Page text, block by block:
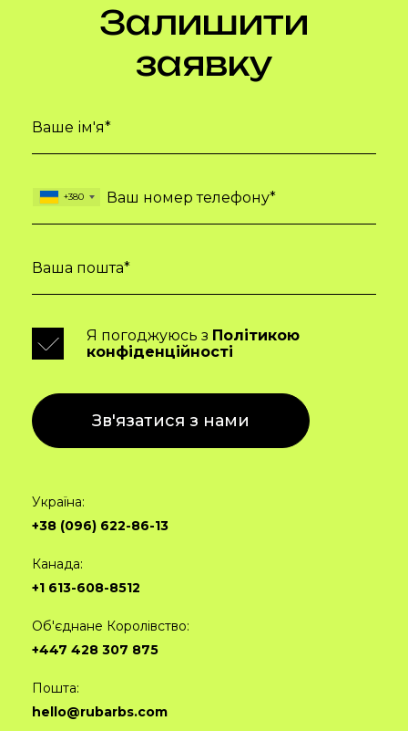
Залишити
заявку
+380
Я погоджуюсь з Політикою
конфіденційності
Україна:
+38 (096) 622-86-13
Канада:
+1 613-608-8512
Об'єднане Королівство:
+447 428 307 875
Пошта:
hello@rubarbs.com